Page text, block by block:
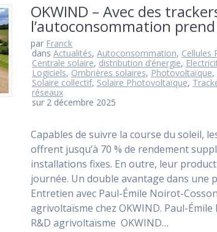
OKWIND – Avec des
l’autoconsommation
par Franck
dans Actualités, Autoconsommation, Cellules
Centrale solaire, distribution d’énergie,
Logiciels, Ombrières solaires, Photovoltaïque,
Solaire collectif, Solaire Photovoltaïque,
réseaux
sur 2 décembre 2025
Capables de suivre la course du soleil,
offrent jusqu’à 70 % de rendement
installations fixes. En outre, leur
journée. Un double avantage dans une
Entretien avec Paul-Émile Noirot-
agrivoltaïsme chez OKWIND. Paul-Émile
R&D agrivoltaïsme OKWIND…